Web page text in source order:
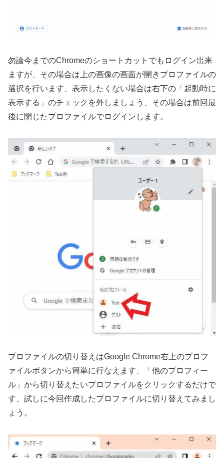
勿論今までのChromeのショートカットでもログイン出来
ますが、その場合は上の画像の画面が開きプロファイルの
選択を行います、表示したくない場合は右下の「起動時に
表示する」のチェックを外しましょう、その場合は前回最
後に閉じたプロファイルでログインします。
プロファイルの切り替えはGoogle Chrome右上のプロフ
ァイルボタンから簡単に行なえます、「他のプロフィー
ル」から切り替えたいプロファイルをクリックするだけで
す、試しに今回作成したプロファイルに切り替えてみまし
ょう。